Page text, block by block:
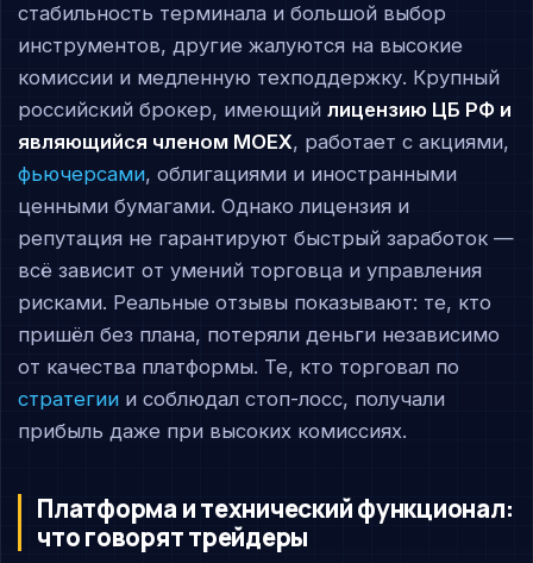
стабильность терминала и большой выбор
инструментов, другие жалуются на высокие
комиссии и медленную техподдержку. Крупный
российский брокер, имеющийлицензию ЦБ РФ и
являющийся членом MOEX, работает с акциями,
фьючерсами, облигациями и иностранными
ценными бумагами. Однако лицензия и
репутация не гарантируют быстрый заработок —
всё зависит от умений торговца и управления
рисками. Реальные отзывы показывают: те, кто
пришёл без плана, потеряли деньги независимо
от качества платформы. Те, кто торговал по
стратегии и соблюдал стоп-лосс, получали
прибыль даже при высоких комиссиях.
Платформа и технический функционал:
что говорят трейдеры